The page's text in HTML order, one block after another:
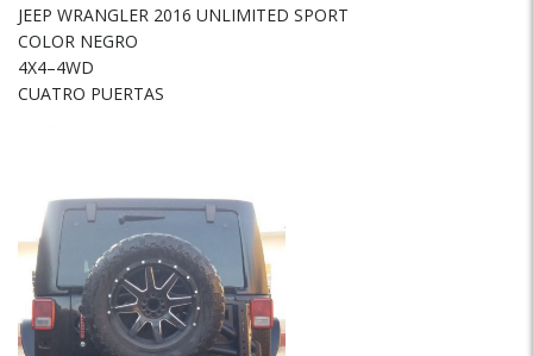
JEEP WRANGLER 2016 UNLIMITED SPORT
COLOR NEGRO
4X4–4WD
CUATRO PUERTAS